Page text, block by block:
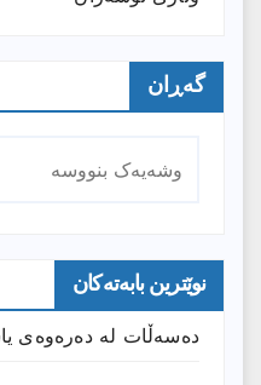
گەڕان
نوێترین بابەتەکان
دەسەڵات لە دەرەوەی